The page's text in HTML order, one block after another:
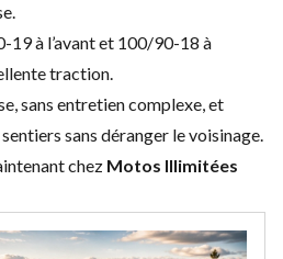
à l’avant et 100/90-18 à
traction.
sans entretien complexe, et
sans déranger le voisinage.
chez Motos Illimitées